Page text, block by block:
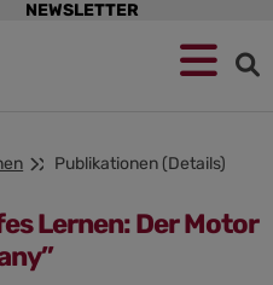
Navigation
überspringen
NEWSLETTER
Publikationen (Details)
Lernen: Der Motor